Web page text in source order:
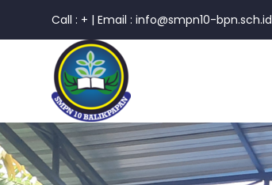
Call : + | Email : info@smpn10-bpn.sch.id